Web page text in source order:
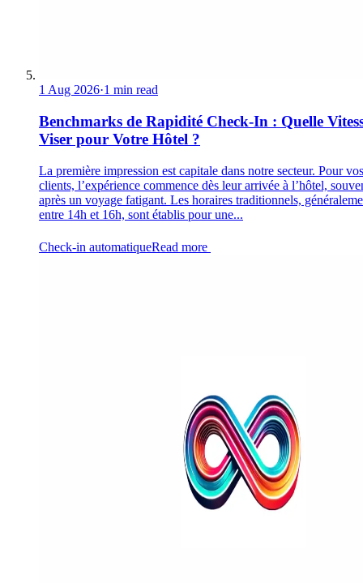
1 Aug 2026·1 min read
Benchmarks de Rapidité Check-In : Quelle
Viser pour Votre Hôtel ?
La première impression est capitale dans notre secteur. Pour vos
clients, l’expérience commence dès leur arrivée à l’hôtel,
après un voyage fatigant. Les horaires traditionnels,
entre 14h et 16h, sont établis pour une...
Check-in automatiqueRead more